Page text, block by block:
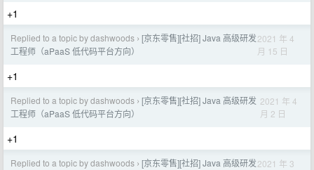
+1
Replied to a topic by dashwoods › [京东零售][社招] Java 高级研发
工程师（aPaaS 低代码平台方向）
2021 年 4
月 15 日
+1
Replied to a topic by dashwoods › [京东零售][社招] Java 高级研发
工程师（aPaaS 低代码平台方向）
2021 年 4
月 2 日
+1
Replied to a topic by dashwoods › [京东零售][社招] Java 高级研发2021 年 3